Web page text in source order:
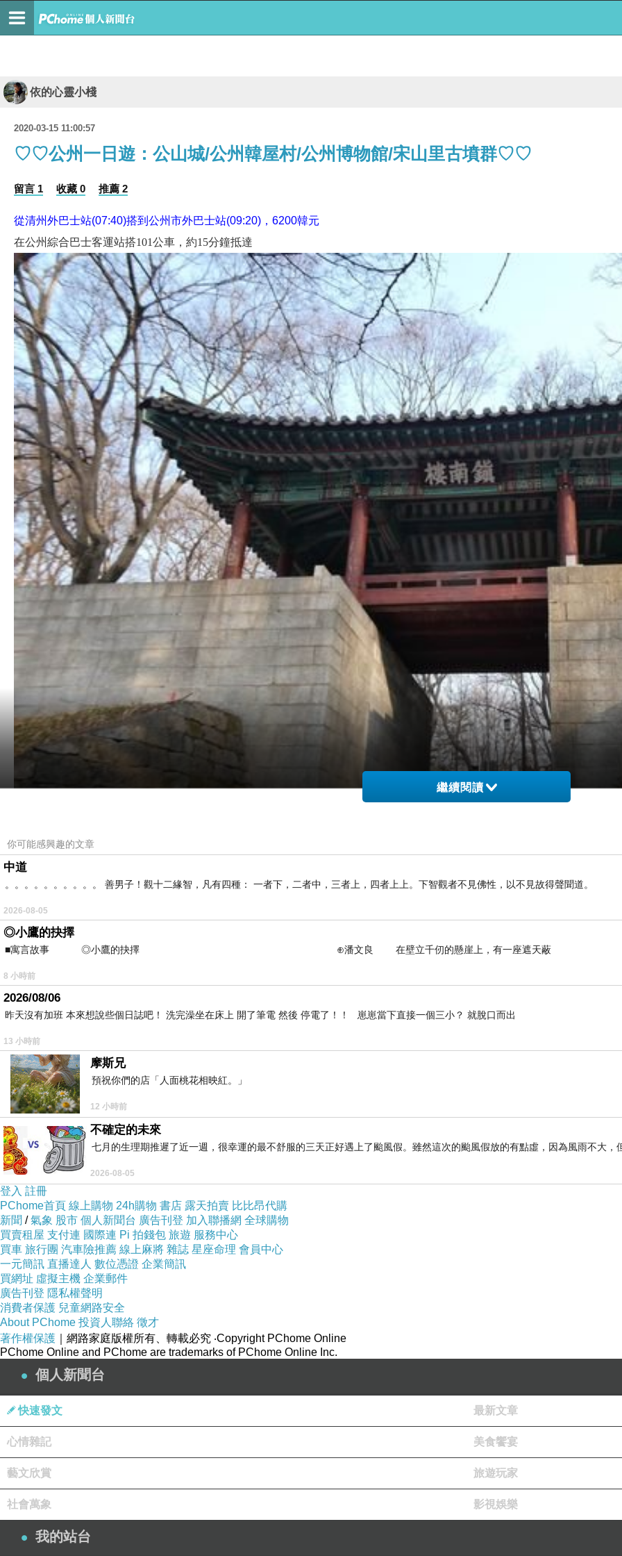
依的心靈小棧
2020-03-15 11:00:57
♡♡公州一日遊：公山城/公州韓屋村/公州博物館/宋山里古墳群♡♡
留言 1 收藏 0 推薦 2
從清州外巴士站(07:40)搭到 公州市外巴士站(09:20) ， 6200韓元
在公州綜合巴士客運站搭101公車，約15分鐘抵達
樓閣也都很有歷史性
繼續閱讀
你可能感興趣的文章
中道
。。。。。。。。。。 善男子！觀十二緣智，凡有四種： 一者下，二者中，三者上，四者上上。下智觀者不見佛性，以不見故得聲聞道。
2026-08-05
◎小鷹的抉擇
■寓言故事 ◎小鷹的抉擇 ⊕潘文良 在壁立千仞的懸崖上，有一座遮天蔽
8 小時前
2026/08/06
昨天沒有加班 本來想說些個日誌吧！ 洗完澡坐在床上 開了筆電 然後 停電了！！ 崽崽當下直接一個三小？ 就脫口而出
13 小時前
摩斯兄
預祝你們的店「人面桃花相映紅。」
12 小時前
不確定的未來
七月的生理期推遲了近一週，很幸運的最不舒服的三天正好遇上了颱風假。雖然這次的颱風假放的有點虛，因為風雨不大，
2026-08-05
登入 註冊
PChome首頁 線上購物 24h購物 書店 露天拍賣 比比昂代購
新聞 /氣象 股市 個人新聞台 廣告刊登 加入聯播網 全球購物
買賣租屋 支付連 國際連 Pi 拍錢包 旅遊 服務中心
買車 旅行團 汽車險推薦 線上麻將 雜誌 星座命理 會員中心
一元簡訊 直播達人 數位憑證 企業簡訊
買網址 虛擬主機 企業郵件
廣告刊登 隱私權聲明
消費者保護 兒童網路安全
About PChome 投資人聯絡 徵才
著作權保護 ｜網路家庭版權所有、轉載必究 ‧Copyright PChome Online
PChome Online and PChome are trademarks of PChome Online Inc.
個人新聞台
快速發文 最新文章
心情雜記 美食饗宴
藝文欣賞 旅遊玩家
社會萬象 影視娛樂
我的站台